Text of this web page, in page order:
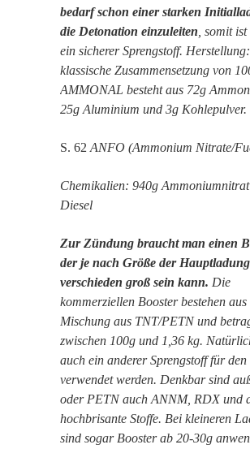
bedarf schon einer starken
die Detonation einzuleiten , somit
ein sicherer Sprengstoff.
klassische Zusammensetzung von
AMMONAL besteht aus 72g
25g Aluminium und 3g Kohlepulver.
S. 62 ANFO (Ammonium Nitrate/
Chemikalien: 940g
Diesel
Zur Zündung braucht man einen
der je nach Größe der Hauptladung
verschieden groß sein kann. Die
kommerziellen Booster bestehen
Mischung aus TNT/PETN und
zwischen 100g und 1,36 kg.
auch ein anderer Sprengstoff für
verwendet werden. Denkbar sind
oder PETN auch ANNM, RDX und
hochbrisante Stoffe. Bei kleineren
sind sogar Booster ab 20-30g